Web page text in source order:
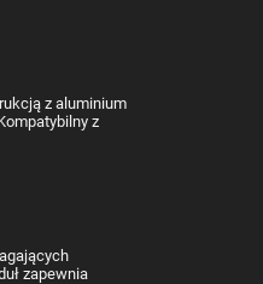
z aluminium
z
zapewnia